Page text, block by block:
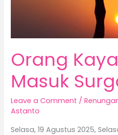
Orang
Masuk
Leave a Comment /
Astanto
Selasa, 19 Agustus 2025,